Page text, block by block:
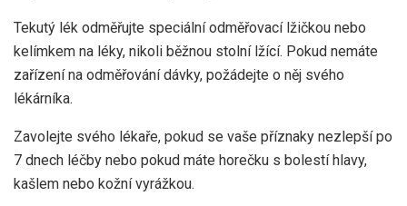
Tekutý lék odměřujte speciální odměřovací lžičkou nebo
kelímkem na léky, nikoli běžnou stolní lžící. Pokud nemáte
zařízení na odměřování dávky, požádejte o něj svého
lékárníka.
Zavolejte svého lékaře, pokud se vaše příznaky nezlepší po
7 dnech léčby nebo pokud máte horečku s bolestí hlavy,
kašlem nebo kožní vyrážkou.